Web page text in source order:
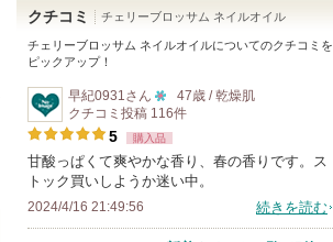
クチコミ チェリーブロッサム ネイルオイル
チェリーブロッサム ネイルオイルについてのクチコミを
ピックアップ！
早紀0931さん
10
人
以
上
47歳 / 乾燥肌
クチコミ投稿 116件
5 購入品
甘酸っぱくて爽やかな香り、春の香りです。ス
トック買いしようか迷い中。
2024/4/16 21:49:56 続きを読む